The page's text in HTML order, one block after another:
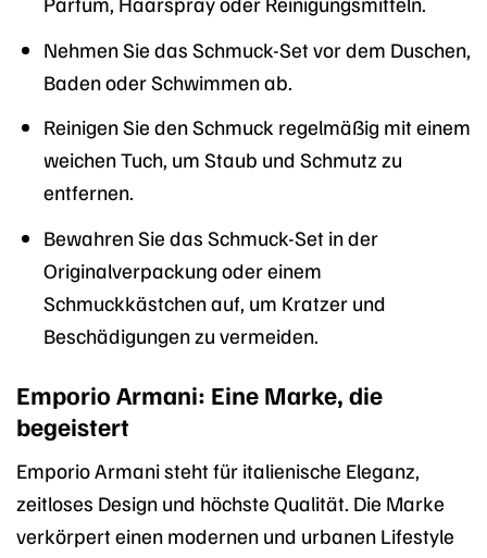
Nehmen Sie das Schmuck-Set vor dem Duschen,
Baden oder Schwimmen ab.
Reinigen Sie den Schmuck regelmäßig mit einem
weichen Tuch, um Staub und Schmutz zu
entfernen.
Bewahren Sie das Schmuck-Set in der
Originalverpackung oder einem
Schmuckkästchen auf, um Kratzer und
Beschädigungen zu vermeiden.
Emporio Armani: Eine Marke, die
begeistert
Emporio Armani steht für italienische Eleganz,
zeitloses Design und höchste Qualität. Die Marke
verkörpert einen modernen und urbanen Lifestyle